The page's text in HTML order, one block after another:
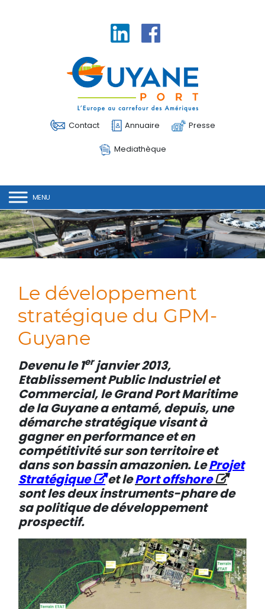
Linkedin
Contact Annuaire Presse
Mediathèque
Le développement
stratégique du GPM-
Guyane
Devenu le 1erjanvier 2013,
Etablissement Public Industriel et
Commercial, le Grand Port Maritime
de la Guyane a entamé, depuis, une
démarche stratégique visant à
gagner en performance et en
compétitivité sur son territoire et
dans son bassin amazonien. LeProjet
Stratégique
et lePort offshore
sont les deux instruments-phare de
sa politique de développement
prospectif.